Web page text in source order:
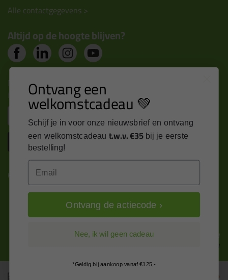
Alle contactgegevens >
Altijd op de hoogte blijven?
Nieuws, tips en exclusieve deals rechtstreeks in je
inbox
Inschrijven
Kitcentrum is trots op:
Alle prijzen zijn in EURO en excl. 21% BTW
wijzig naar incl. BTW
Ontvang een
welkomstcadeau 💚
Schijf je in voor onze nieuwsbrief en ontvang
een welkomstcadeau t.w.v. €35 bij je eerste
bestelling!
Email
Ontvang de actiecode ›
Nee, ik wil geen cadeau
*Geldig bij aankoop vanaf €125,-